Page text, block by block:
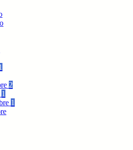
2
1
1